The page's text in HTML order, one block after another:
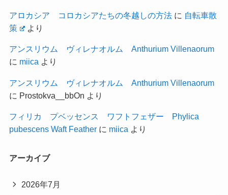
アロカシア コロカシアたちの冬越しの方法に 自転車散
策
より
アンスリウム ヴィレナオルム Anthurium Villenaorum
に miica より
アンスリウム ヴィレナオルム Anthurium Villenaorum
に Prostokva__bbOn より
フィリカ プベッセンス ワフトフェザー Phylica
pubescens Waft Featherに miica より
アーカイブ
2026年7月